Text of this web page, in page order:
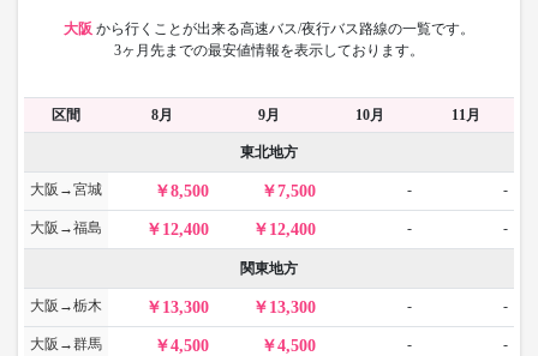
大阪 から行くことが出来る高速バス/夜行バス路線の一覧です。
3ヶ月先までの最安値情報を表示しております。
区間 8月 9月 10月 11月
東北地方
大阪→宮城 8,500 7,500 - -
大阪→福島 12,400 12,400 - -
関東地方
大阪→栃木 13,300 13,300 - -
大阪→群馬 4,500 4,500 - -